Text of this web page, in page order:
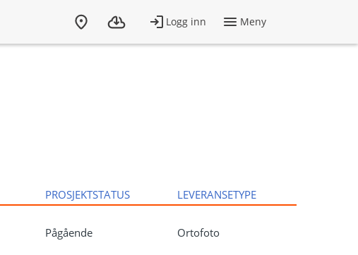
PROSJEKTSTATUS LEVERANSETYPE
Pågående Ortofoto